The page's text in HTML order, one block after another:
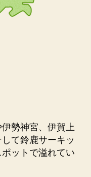
勢神宮、伊賀上
て鈴鹿サーキッ
ットで溢れてい